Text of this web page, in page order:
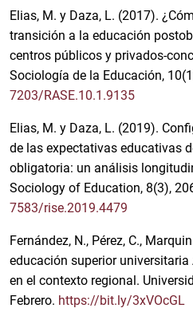
Elias, M. y Daza, L. (2017).
transición a la educación
centros públicos y privados-
Sociología de la Educación,
7203/RASE.10.1.9135
Elias, M. y Daza, L. (2019).
de las expectativas educativas
obligatoria: un análisis
Sociology of Education, 8(3),
7583/rise.2019.4479
Fernández, N., Pérez, C.,
educación superior
en el contexto regional.
Febrero. https://bit.ly/3xVOcGL